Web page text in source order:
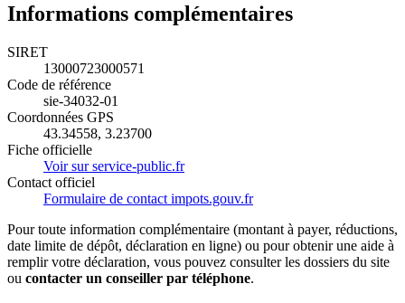
Informations complémentaires
SIRET
13000723000571
Code de référence
sie-34032-01
Coordonnées GPS
43.34558, 3.23700
Fiche officielle
Voir sur service-public.fr
Contact officiel
Formulaire de contact impots.gouv.fr
Pour toute information complémentaire (montant à payer, réductions,
date limite de dépôt, déclaration en ligne) ou pour obtenir une aide à
remplir votre déclaration, vous pouvez consulter les dossiers du site
ou contacter un conseiller par téléphone.